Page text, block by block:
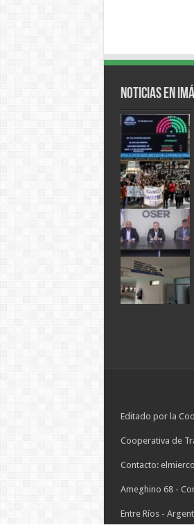
Noticias en
Editado por la
Cooperativa de
Contacto:
Ameghino 68 -
Entre Ríos -